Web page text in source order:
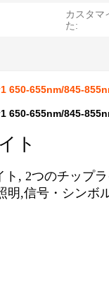
カスタマ
た:
650-655nm/845-
650-655nm/845-
ト
ト, 2つのチップ
明,信号・シンボ